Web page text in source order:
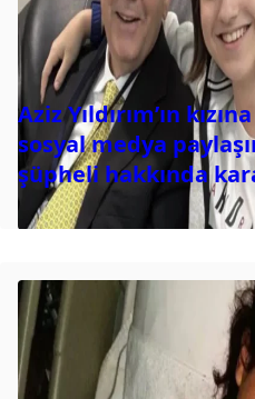
Aziz Yıldırım’ın
sosyal medya
şüpheli hakkında